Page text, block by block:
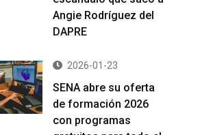
Angie Rodríguez del
DAPRE
2026-01-23
SENA abre su oferta
de formación 2026
con programas